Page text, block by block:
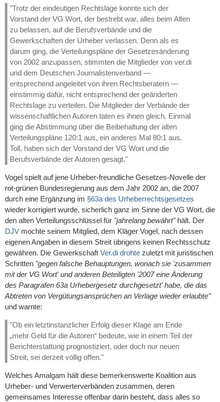
"Trotz der eindeutigen Rechtslage konnte sich der
Vorstand der VG Wort, der bestrebt war, alles beim Alten
zu belassen, auf die Berufsverbände und die
Gewerkschaften der Urheber verlassen. Denn als es
darum ging, die Verteilungspläne der Gesetzesänderung
von 2002 anzupassen, stimmten die Mitglieder von ver.di
und dem Deutschen Journalistenverband —
entsprechend angeleitet von ihren Rechtsberatern —
einstimmig dafür, nicht entsprechend der geänderten
Rechtslage zu verteilen. Die Mitglieder der Verbände der
wissenschaftlichen Autoren taten es ihnen gleich. Einmal
ging die Abstimmung über die Beibehaltung der alten
Verteilungspläne 120:1 aus, ein anderes Mal 80:1 aus.
Toll, haben sich der Vorstand der VG Wort und die
Berufsverbände der Autoren gesagt."
Vogel spielt auf jene Urheber-freundliche Gesetzes-Novelle der
rot-grünen Bundesregierung aus dem Jahr 2002 an, die 2007
durch eine Ergänzung im §63a des Urheberrechtsgesetzes
wieder korrigiert wurde, sicherlich ganz im Sinne der VG Wort, die
den alten Verteilungsschlüssel für "jahrelang bewährt"hält. Der
DJV mochte seinem Mitglied, dem Kläger Vogel, nach dessen
eigenen Angaben in diesem Streit übrigens keinen Rechtsschutz
gewähren. Die Gewerkschaft Ver.di drohte zuletzt mit juristischen
Schritten "gegen falsche Behauptungen, wonach sie 'zusammen
mit der VG Wort' und anderen Beteiligten '2007 eine Änderung
des Paragrafen 63a Urhebergesetz durchgesetzt' habe, die das
Abtreten von Vergütungsansprüchen an Verlage wieder erlaubte"
und warnte:
"Ob ein letztinstanzlicher Erfolg dieser Klage am Ende
„mehr Geld für die Autoren“ bedeute, wie in einem Teil der
Berichterstattung prognostiziert, oder doch nur neuen
Streit, sei derzeit völlig offen."
Welches Amalgam hält diese bemerkenswerte Koalition aus
Urheber- und Verwerterverbänden zusammen, deren
gemeinsames Interesse offenbar darin besteht, dass alles so